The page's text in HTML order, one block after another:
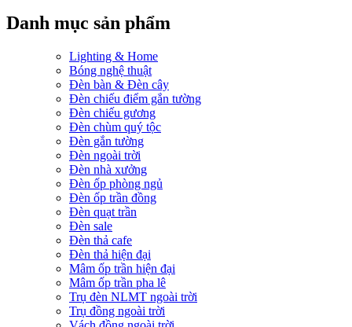
Danh mục sản phẩm
Lighting & Home
Bóng nghệ thuật
Đèn bàn & Đèn cây
Đèn chiếu điểm gắn tường
Đèn chiếu gương
Đèn chùm quý tộc
Đèn gắn tường
Đèn ngoài trời
Đèn nhà xưởng
Đèn ốp phòng ngủ
Đèn ốp trần đồng
Đèn quạt trần
Đèn sale
Đèn thả cafe
Đèn thả hiện đại
Mâm ốp trần hiện đại
Mâm ốp trần pha lê
Trụ đèn NLMT ngoài trời
Trụ đồng ngoài trời